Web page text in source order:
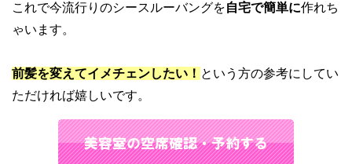
これで今流行りのシースルーバングを自宅で簡単に作れち
ゃいます。
前髪を変えてイメチェンしたい！ という方の参考にしてい
ただければ嬉しいです。